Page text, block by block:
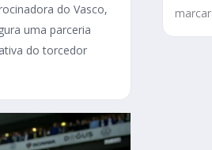
do Vasco,
uma parceria
do torcedor